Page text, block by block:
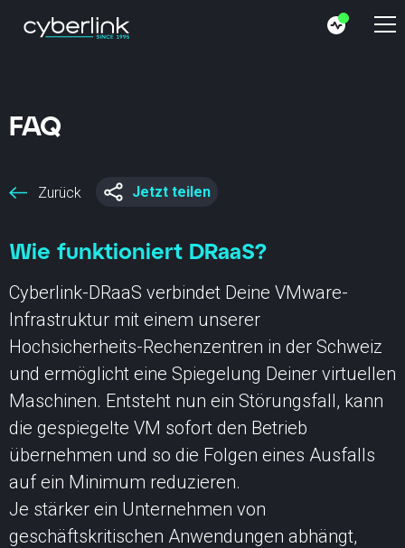
FAQ
Zurück Jetzt teilen
Wie funktioniert DRaaS?
Cyberlink-DRaaS verbindet Deine VMware-
Infrastruktur mit einem unserer
Hochsicherheits-Rechenzentren in der Schweiz
und ermöglicht eine Spiegelung Deiner virtuellen
Maschinen. Entsteht nun ein Störungsfall, kann
die gespiegelte VM sofort den Betrieb
übernehmen und so die Folgen eines Ausfalls
auf ein Minimum reduzieren.
Je stärker ein Unternehmen von
geschäftskritischen Anwendungen abhängt,